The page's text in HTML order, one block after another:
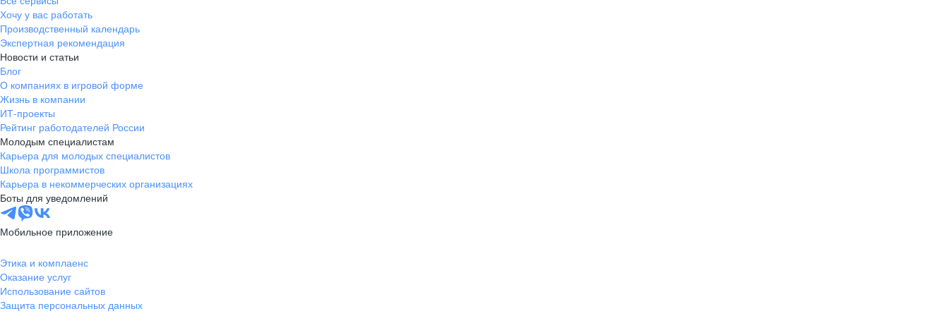
Хочу у вас работать
Производственный календарь
Экспертная рекомендация
Новости и статьи
Блог
О компаниях в игровой форме
Жизнь в компании
ИТ-проекты
Рейтинг работодателей России
Молодым специалистам
Карьера для молодых специалистов
Школа программистов
Карьера в некоммерческих организациях
Боты для уведомлений
Мобильное приложение
Этика и комплаенс
Оказание услуг
Использование сайтов
Защита персональных данных